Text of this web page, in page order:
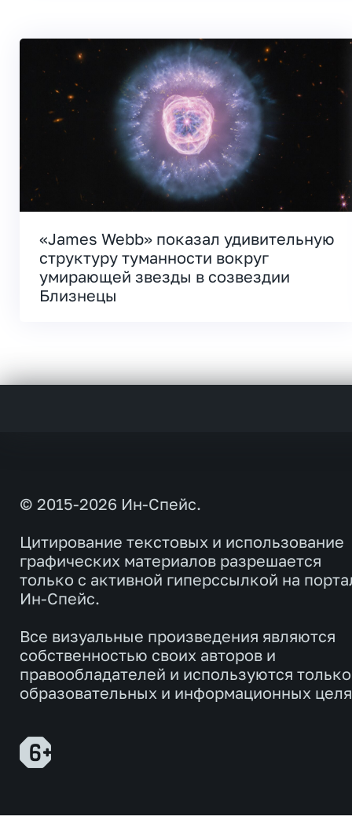
«James Webb» показал удивительную
структуру туманности вокруг
умирающей звезды в созвездии
Близнецы
© 2015-2026 Ин-Спейс.
Цитирование текстовых и использование
графических материалов разрешается
только с активной гиперссылкой на
Ин-Спейс.
Все визуальные произведения являются
собственностью своих авторов и
правообладателей и используются
образовательных и информационных